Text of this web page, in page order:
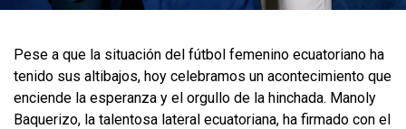
Pese a que la situación del fútbol femenino ecuatoriano ha
tenido sus altibajos, hoy celebramos un acontecimiento que
enciende la esperanza y el orgullo de la hinchada. Manoly
Baquerizo, la talentosa lateral ecuatoriana, ha firmado con el